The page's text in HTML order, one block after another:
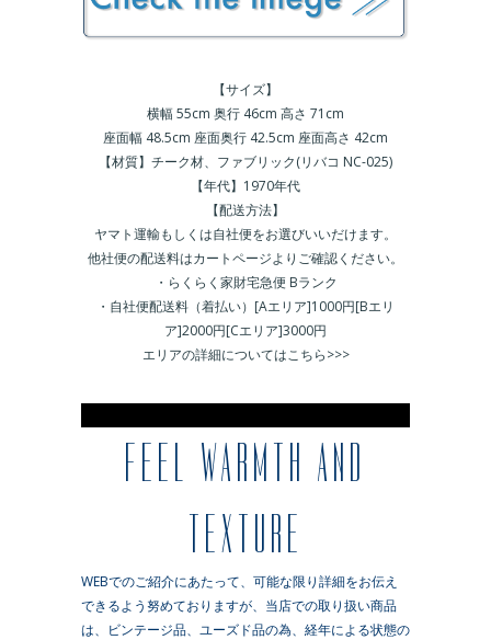
【サイズ】
横幅 55cm 奥行 46cm 高さ 71cm
座面幅 48.5cm 座面奥行 42.5cm 座面高さ 42cm
【材質】チーク材、ファブリック(リバコ NC-025)
【年代】1970年代
【配送方法】
ヤマト運輸もしくは自社便をお選びいいだけます。
他社便の配送料はカートページよりご確認ください。
・らくらく家財宅急便 Bランク
・自社便配送料（着払い）[Aエリア]1000円[Bエリ
ア]2000円[Cエリア]3000円
エリアの詳細についてはこちら>>>
FEEL WARMTH AND
TEXTURE
WEBでのご紹介にあたって、可能な限り詳細をお伝え
できるよう努めておりますが、当店での取り扱い商品
は、ビンテージ品、ユーズド品の為、経年による状態の